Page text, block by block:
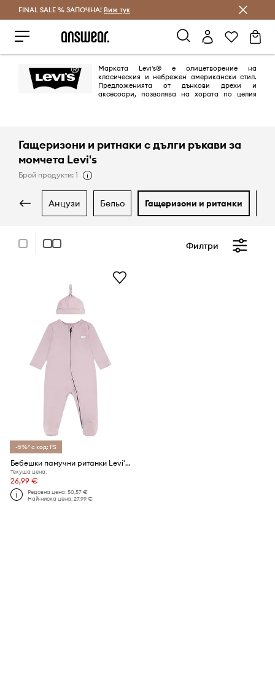
Спестявай с Answear Club
FINAL SALE % ЗАПОЧНА! Виж тук
Марката Levi's® е олицетворение на
класическия и небрежен американски стил.
Предложенията от дънкови дрехи и
аксесоари, позволява на хората по целия
Гащеризони и ритнаки с дълги ръкави за
момчета Levi's
Брой продукти: 1
анцузи бельо гащеризони и ританки
Филтри
-5%* с код: FS
Бебешки памучни ританки Levi's LVN FOOTED COVERALL & HAT SET
Текуща цена:
26,99 €
Редовна цена:50,57 €
Най-ниска цена:27,99 €